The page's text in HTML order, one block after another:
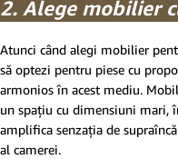
2. Alege mobilier
Atunci când alegi mobilier
să optezi pentru piese cu
armonios în acest mediu.
un spațiu cu dimensiuni mari,
amplifica senzația de
al camerei.